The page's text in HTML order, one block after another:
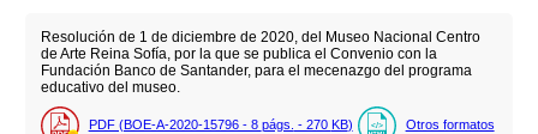
Resolución de 1 de diciembre de 2020, del Museo Nacional Centro
de Arte Reina Sofía, por la que se publica el Convenio con la
Fundación Banco de Santander, para el mecenazgo del programa
educativo del museo.
PDF (BOE-A-2020-15796 - 8 págs. - 270 KB) Otros formatos